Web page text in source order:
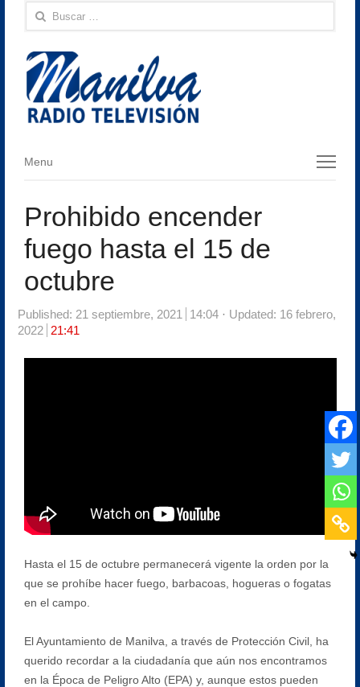
Buscar:
Menu
Menu
Prohibido encender
fuego hasta el 15 de
octubre
Published: 21 septiembre, 2021 14:04
Updated: 16 febrero,
2022
21:41
Hasta el 15 de octubre permanecerá vigente la orden por la
que se prohíbe hacer fuego, barbacoas, hogueras o fogatas
en el campo.
El Ayuntamiento de Manilva, a través de Protección Civil, ha
querido recordar a la ciudadanía que aún nos encontramos
en la Época de Peligro Alto (EPA) y, aunque estos pueden